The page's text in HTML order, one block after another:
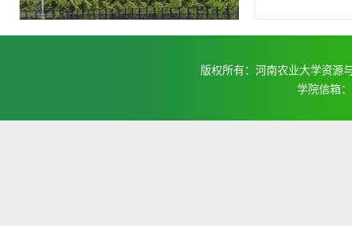
版权所有：河南农业大学资源
学院信箱